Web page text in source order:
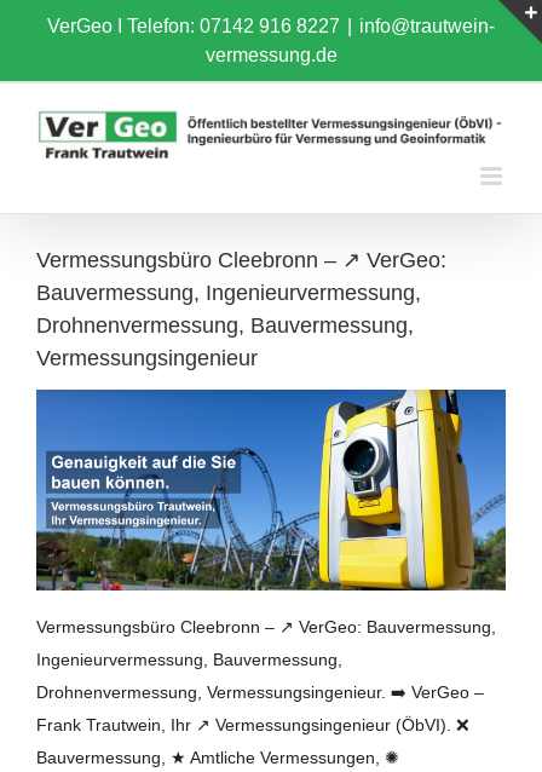
content
VerGeo I Telefon: 07142 916 8227
info@trautwein-
vermessung.de
Vermessungsbüro Cleebronn – ↗️ VerGeo:
Bauvermessung, Ingenieurvermessung,
Drohnenvermessung, Bauvermessung,
Vermessungsingenieur
Vermessungsbüro Cleebronn – ↗️ VerGeo: Bauvermessung,
Ingenieurvermessung, Bauvermessung,
Drohnenvermessung, Vermessungsingenieur. ➡️ VerGeo –
Frank Trautwein, Ihr ↗️ Vermessungsingenieur (ÖbVI). ❌
Bauvermessung, ★ Amtliche Vermessungen, ✺